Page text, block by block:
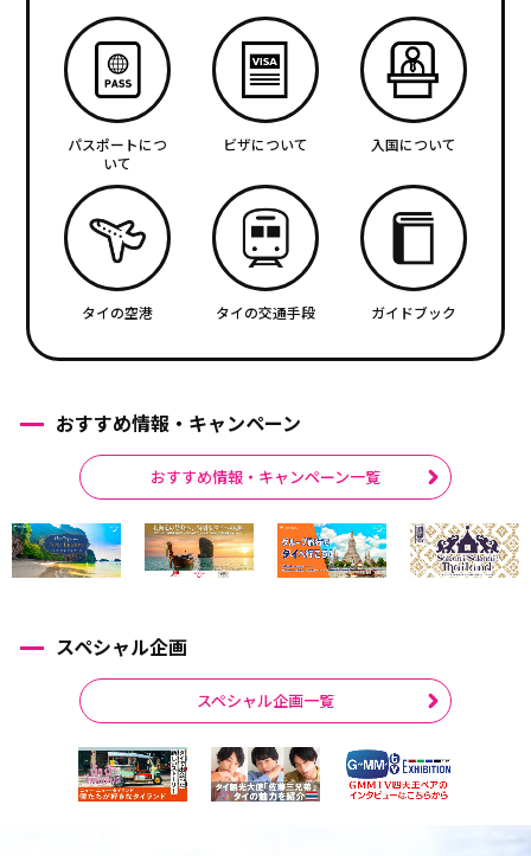
パスポートにつ
いて
ビザについて 入国について
タイの空港 タイの交通手段 ガイドブック
おすすめ情報・キャンペーン
おすすめ情報・キャンペーン一覧
スペシャル企画
スペシャル企画一覧